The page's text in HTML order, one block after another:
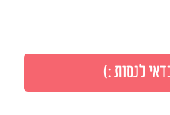
לנסות :)